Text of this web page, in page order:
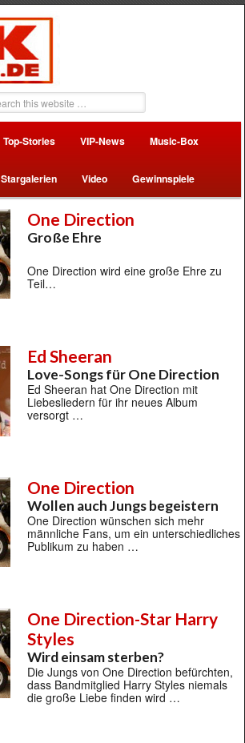
Top-Stories VIP-News Music-Box
Stargalerien Video Gewinnspiele
One Direction
Große Ehre
One Direction wird eine große Ehre zu
Teil…
Ed Sheeran
Love-Songs für One Direction
Ed Sheeran hat One Direction mit
Liebesliedern für ihr neues Album
versorgt …
One Direction
Wollen auch Jungs begeistern
One Direction wünschen sich mehr
männliche Fans, um ein unterschiedliches
Publikum zu haben …
One Direction-Star Harry
Styles
Wird einsam sterben?
Die Jungs von One Direction befürchten,
dass Bandmitglied Harry Styles niemals
die große Liebe finden wird …